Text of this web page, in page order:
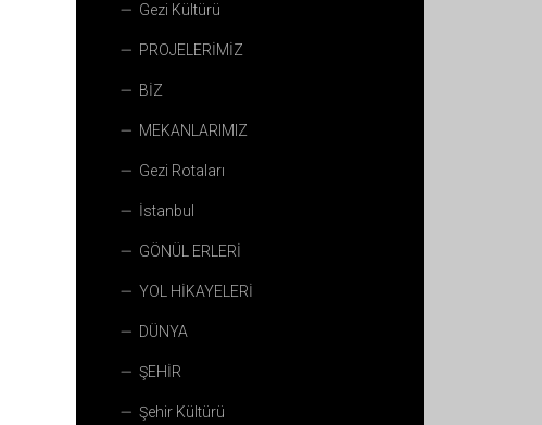
Gezi Kültürü
PROJELERİMİZ
BİZ
MEKANLARIMIZ
Gezi Rotaları
İstanbul
GÖNÜL ERLERİ
YOL HİKAYELERİ
DÜNYA
ŞEHİR
Şehir Kültürü